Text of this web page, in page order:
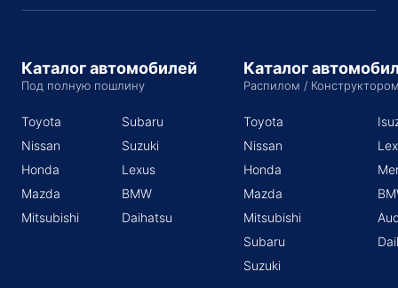
Каталог автомобилей
Под полную пошлину
Toyota
Nissan
Honda
Mazda
Mitsubishi
Subaru
Suzuki
Lexus
BMW
Daihatsu
Каталог
Распилом /
Toyota
Nissan
Honda
Mazda
Mitsubishi
Subaru
Suzuki